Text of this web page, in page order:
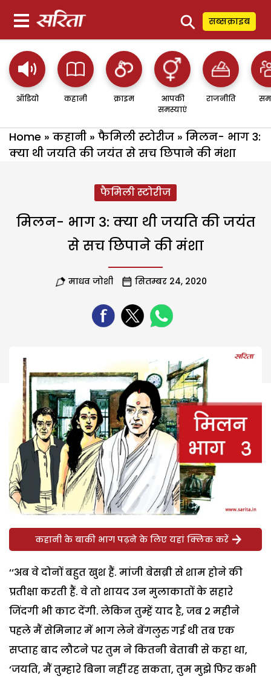
⚲ सब्सक्राइब
ऑडियो कहानी क्राइम
आपकी
समस्याएं
राजनीति
Home » कहानी » फैमिली स्टोरीज » मिलन- भाग 3:
क्या थी जयति की जयंत से सच छिपाने की मंशा
फैमिली स्टोरीज
मिलन- भाग 3: क्या थी जयति की जयंत
से सच छिपाने की मंशा
माधव जोशी सितम्बर 24, 2020
कहानी के बाकी भाग पढ़ने के लिए यहां क्लिक करें
‘‘अब वे दोनों बहुत खुश हैं. मांजी बेसब्री से शाम होने की
प्रतीक्षा करती हैं. वे तो शायद उन मुलाकातों के सहारे
जिंदगी भी काट देंगी. लेकिन तुम्हें याद है, जब 2 महीने
पहले मैं सेमिनार में भाग लेने बेंगलुरु गई थी तब एक
सप्ताह बाद लौटने पर तुम ने कितनी बेताबी से कहा था,
‘जयति, मैं तुम्हारे बिना नहीं रह सकता, तुम मुझे फिर कभी